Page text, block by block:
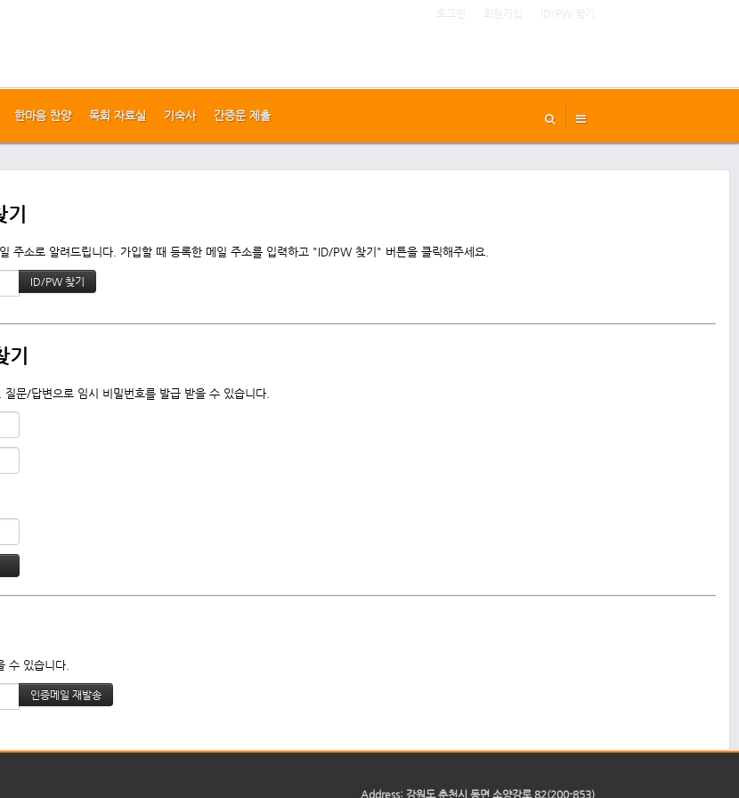
로그인 회원가입 ID/PW 찾기
한마음 찬양 목회 자료실 기숙사 간증문 제출
주소로 알려드립니다. 가입할 때 등록한 메일 주소를 입력하고 "ID/PW 찾기" 버튼을 클릭해주세요.
문/답변으로 임시 비밀번호를 발급 받을 수 있습니다.
수 있습니다.
Address: 강원도 춘천시 동면 소양강로 82(200-853)